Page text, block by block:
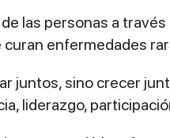
las personas a
enfermedades
juntos, sino crecer
liderazgo,